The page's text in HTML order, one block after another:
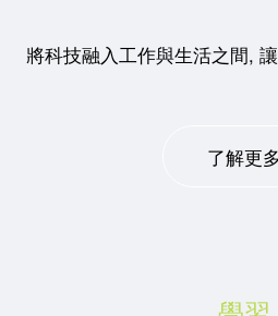
將科技融入工作與生活之間,
了解更